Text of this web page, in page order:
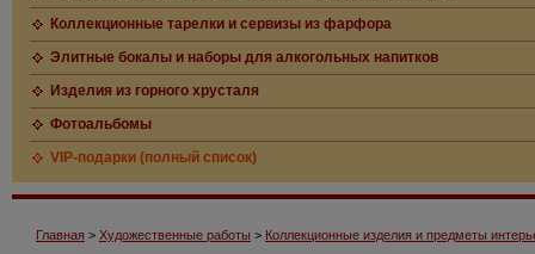
Коллекционные тарелки и сервизы из фарфора
Элитные бокалы и наборы для алкогольных напитков
Изделия из горного хрусталя
Фотоальбомы
VIP-подарки (полный список)
Главная > Художественные работы > Коллекционные изделия и предметы